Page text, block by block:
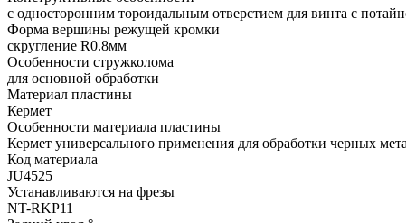
с односторонним тороидальным отверстием для винта с
Форма вершины режущей кромки
cкругление R0.8мм
Особенности стружколома
для основной обработки
Материал пластины
Кермет
Особенности материала пластины
Кермет универсального применения для обработки черных
Код материала
JU4525
Устанавливаются на фрезы
NT-RKP11